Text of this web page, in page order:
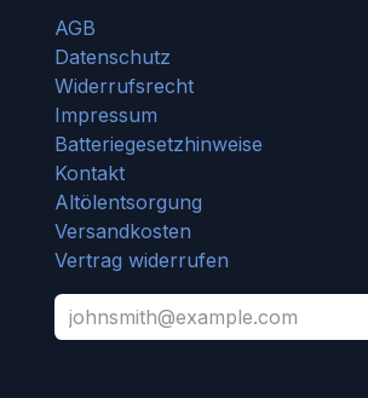
AGB
Datenschutz
Widerrufsrecht
Impressum
Batteriegesetzhinweise
Kontakt
Altölentsorgung
Versandkosten
Vertrag widerrufen